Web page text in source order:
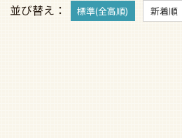
並び替え 標準(全高順) 新着順